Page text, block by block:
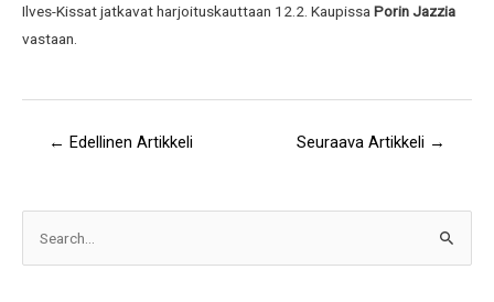
Ilves-Kissat jatkavat harjoituskauttaan 12.2. Kaupissa Porin Jazzia
vastaan.
← Edellinen Artikkeli Seuraava Artikkeli →